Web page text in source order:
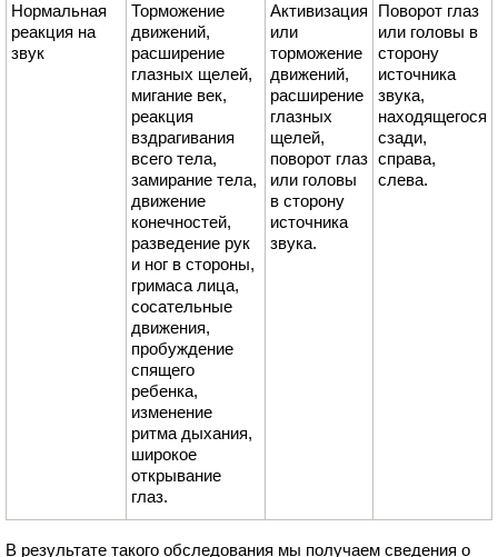
Нормальная
реакция на
звук
Торможение
движений,
расширение
глазных щелей,
мигание век,
реакция
вздрагивания
всего тела,
замирание тела,
движение
конечностей,
разведение рук
и ног в стороны,
гримаса лица,
сосательные
движения,
пробуждение
спящего
ребенка,
изменение
ритма дыхания,
широкое
открывание
глаз.
Активизация
или
торможение
движений,
расширение
глазных
щелей,
поворот глаз
или головы
в сторону
источника
звука.
Поворот глаз
или головы в
сторону
источника
звука,
находящегося
сзади,
справа,
слева.
В результате такого обследования мы получаем сведения о